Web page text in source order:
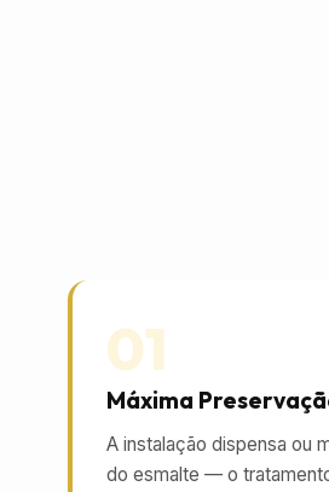
01
Máxima
A instalação dispensa ou
do esmalte — o